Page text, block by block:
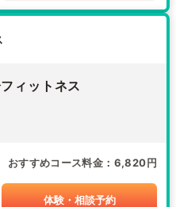
ィットネス
おすすめコース料金 6,820円
体験・相談予約